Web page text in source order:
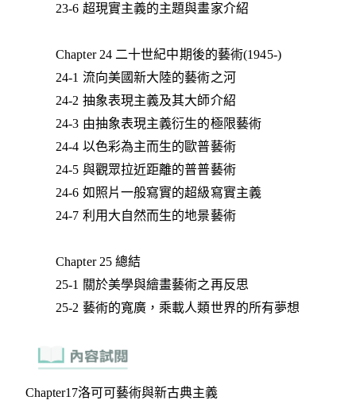
23-6 超現實主義的主題與畫家介紹
Chapter 24 二十世紀中期後的藝術(1945-)
24-1 流向美國新大陸的藝術之河
24-2 抽象表現主義及其大師介紹
24-3 由抽象表現主義衍生的極限藝術
24-4 以色彩為主而生的歐普藝術
24-5 與觀眾拉近距離的普普藝術
24-6 如照片一般寫實的超級寫實主義
24-7 利用大自然而生的地景藝術
Chapter 25 總結
25-1 關於美學與繪畫藝術之再反思
25-2 藝術的寬廣，乘載人類世界的所有夢想